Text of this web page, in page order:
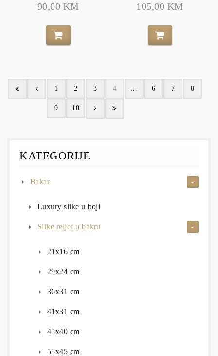
90,00 KM
105,00 KM
1 2 3 4 6 7 8
9 10
KATEGORIJE
Bakar
Luxury slike u boji
Slike reljef u bakru
21x16 cm
29x24 cm
36x31 cm
41x31 cm
45x40 cm
55x45 cm